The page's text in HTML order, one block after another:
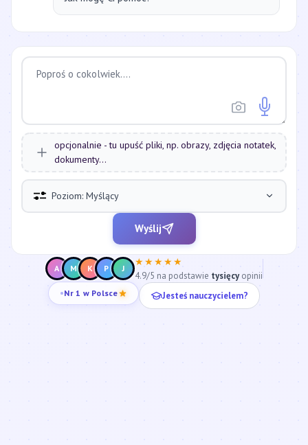
opcjonalnie - tu upuść pliki, np. obrazy, zdjęcia notatek,
dokumenty...
Poziom: Myślący
Wyślij
A M K P J
★★★★★
4.9/5 na podstawie tysięcyopinii
Nr 1 w Polsce Jesteś nauczycielem?